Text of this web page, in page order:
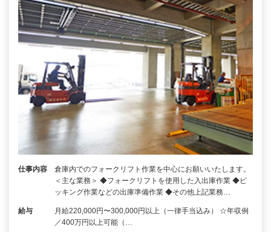
仕事内容
倉庫内でのフォークリフト作業を中心にお願いいたします。
＜主な業務＞ ◆フォークリフトを使用した入出庫作業 ◆ピ
ッキング作業などの出庫準備作業 ◆その他上記業務…
給与
月給220,000円〜300,000円以上（一律手当込み） ☆年収例
／400万円以上可能（…